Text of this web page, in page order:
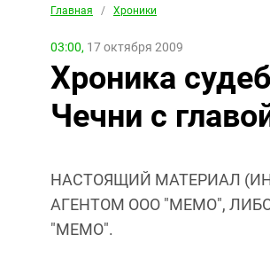
Главная / Хроники
03:00, 17 октября 2009
Хроника
Чечни с
НАСТОЯЩИЙ МАТЕРИАЛ
АГЕНТОМ ООО "МЕМО",
"МЕМО".